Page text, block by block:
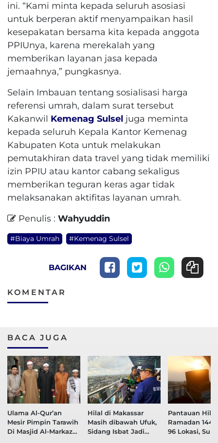
ini. “Kami minta kepada seluruh asosiasi
untuk berperan aktif menyampaikan hasil
kesepakatan bersama kita kepada anggota
PPIUnya, karena merekalah yang
memberikan layanan jasa kepada
jemaahnya,” pungkasnya.
Selain Imbauan tentang sosialisasi harga
referensi umrah, dalam surat tersebut
Kakanwil Kemenag Sulsel juga meminta
kepada seluruh Kepala Kantor Kemenag
Kabupaten Kota untuk melakukan
pemutakhiran data travel yang tidak memiliki
izin PPIU atau kantor cabang sekaligus
memberikan teguran keras agar tidak
melaksanakan aktifitas layanan umrah.
Penulis : Wahyuddin
#Biaya Umrah #Kemenag Sulsel
BAGIKAN
KOMENTAR
BACA JUGA
Ulama Al-Qur’an
Mesir Pimpin Tarawih
Di Masjid Al-Markaz
Hilal di Makassar
Masih dibawah Ufuk,
Sidang Isbat Jadi
Pantauan Hilal
Ramadan
96 Lokasi,